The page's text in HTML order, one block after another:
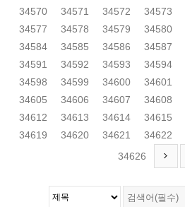
34570
34571 34572 34573
34577
34578 34579 34580
34584
34585 34586 34587
34591
34592 34593 34594
34598
34599 34600 34601
34605
34606 34607 34608
34612
34613 34614 34615
34619
34620 34621 34622
34626